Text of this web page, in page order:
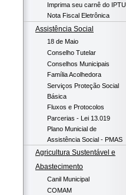
Imprima seu carnê do IPTU
Nota Fiscal Eletrônica
Assistência Social
18 de Maio
Conselho Tutelar
Conselhos Municipais
Família Acolhedora
Serviços Proteção Social
Básica
Fluxos e Protocolos
Parcerias - Lei 13.019
Plano Municial de
Assistência Social - PMAS
Agricultura Sustentável e
Abastecimento
Canil Municipal
COMAM